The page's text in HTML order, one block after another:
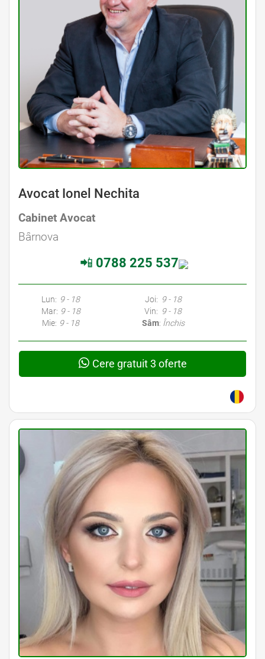
Avocat Ionel Nechita
Cabinet Avocat
Bârnova
📲 0788 225 537
Lun: 9 - 18
Mar: 9 - 18
Mie: 9 - 18
Joi: 9 - 18
Vin: 9 - 18
Sâm: Închis
Cere gratuit 3 oferte